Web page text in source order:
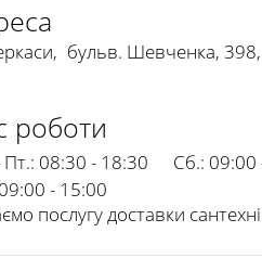
, бульв. Шевченка,
роботи
08:30 - 18:30 Сб.: 09:00
09:00 - 15:00
послугу доставки